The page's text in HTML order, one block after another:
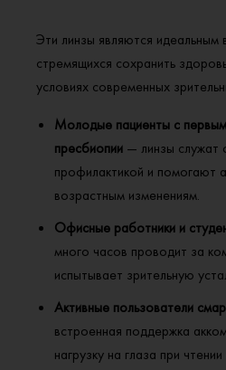
Эти линзы являются
стремящихся сохранить
условиях современных
Молодые пациенты с
пресбиопии — линзы служат
профилактикой и помогают
возрастным изменениям.
Офисные работники и
много часов проводит за
испытывает зрительную
Активные пользователи
встроенная поддержка
нагрузку на глаза при